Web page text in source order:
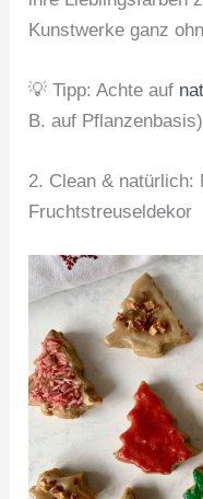
Kunstwerke ganz
💡 Tipp: Achte auf
B. auf
2. Clean & natürlich:
Fruchtstreuseldekor